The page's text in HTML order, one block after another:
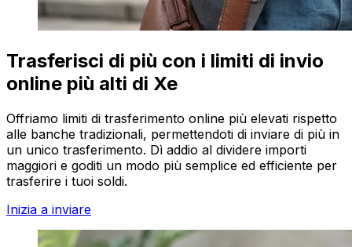
Trasferisci di più con i limiti di invio
online più alti di Xe
Offriamo limiti di trasferimento online più elevati rispetto
alle banche tradizionali, permettendoti di inviare di più in
un unico trasferimento. Dì addio al dividere importi
maggiori e goditi un modo più semplice ed efficiente per
trasferire i tuoi soldi.
Inizia a inviare